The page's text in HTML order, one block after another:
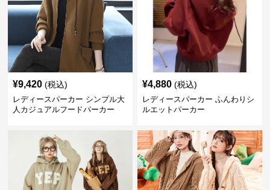
¥9,420 (税込)
レディースパーカー シンプル大
人カジュアルフードパーカー
¥4,880 (税込)
レディースパーカー ふんわりシ
ルエットパーカー